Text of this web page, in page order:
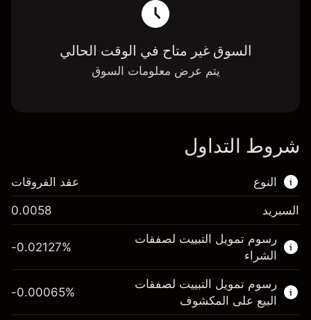
السوق غير متاح في الوقت الحالي
يتم عرض معلومات السوق
شروط التداول
النوع
هذا السوق المالي متاح للتداول من خلال عقود
الفروقات.
اعرف المزيد عن:
عقود الفروقات
عقد الفروقات
السبريد 0.0058
رسوم تمويل التبييت لصفقات
الشراء
-0.02127%
رسوم تمويل التبييت لصفقات
البيع على المكشوف
-0.00065%